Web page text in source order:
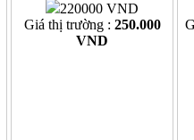
220000 VND
Giá thị trường : 250.000
VND